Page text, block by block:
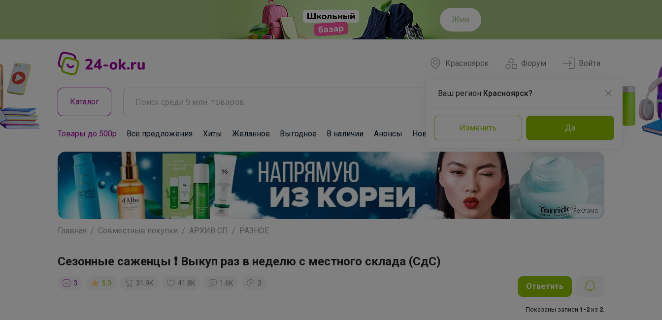
Жми
Форум
Красноярск
Ваш регион Красноярск?
Изменить Да
Войти
Каталог
Товары до 500р Все предложения Хиты Желанное Выгодное В наличии Анонсы Новости Команда Эксперты
Реклама
Главная Совместные покупки АРХИВ СП РАЗНОЕ
Сезонные саженцы ❗ Выкуп раз в неделю с местного склада (СдС)
3 5.0 31.9K 41.8K 1.6K 3 Ответить
Показаны записи 1-2 из 2